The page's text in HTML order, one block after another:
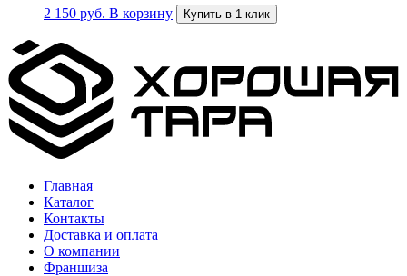
2 150 руб. В корзину Купить в 1 клик
Главная
Каталог
Контакты
Доставка и оплата
О компании
Франшиза